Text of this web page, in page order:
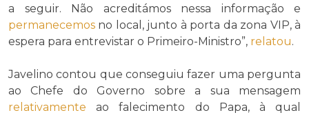
a seguir. Não acreditámos nessa informação e
permanecemos no local, junto à porta da zona VIP, à
espera para entrevistar o Primeiro-Ministro”, relatou.
Javelino contou que conseguiu fazer uma pergunta
ao Chefe do Governo sobre a sua mensagem
relativamente ao falecimento do Papa, à qual